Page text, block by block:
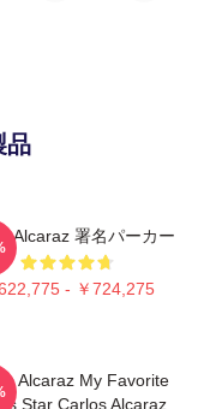
品
Alcaraz 署名パーカー
- ￥724,275
Alcaraz My Favorite
Star Carlos Alcaraz